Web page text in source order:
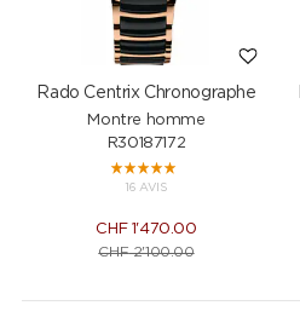
Rado Centrix Chronographe
Montre homme
R30187172
16 AVIS
CHF1'470.00
CHF2'100.00